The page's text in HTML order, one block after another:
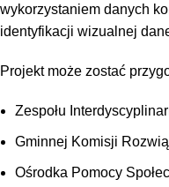
wykorzystaniem danych
identyfikacji wizualnej
Projekt może zostać
Zespołu
Gminnej Komisji
Ośrodka Pomocy